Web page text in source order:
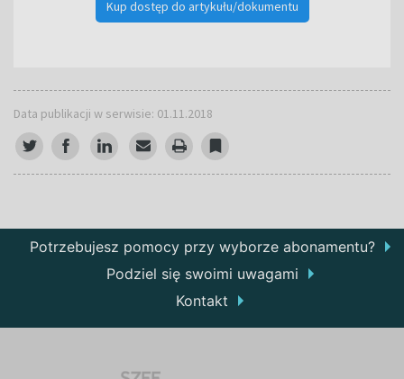
Kup dostęp do artykułu/dokumentu
Data publikacji w serwisie: 01.11.2018
Potrzebujesz pomocy przy wyborze abonamentu?
Podziel się swoimi uwagami
Kontakt